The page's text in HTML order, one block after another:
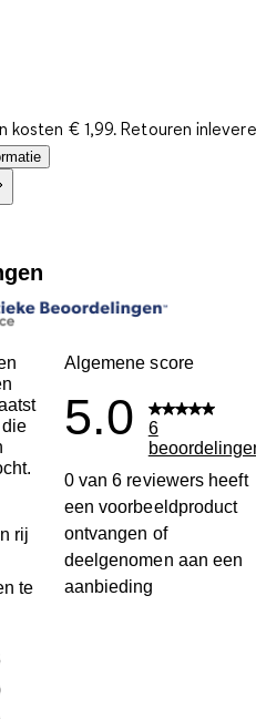
kosten € 1,99. Retouren
rij
te
beoordelingen met 5 sterren.
Algemene score
5.0
6
0 van 6 reviewers heeft
een voorbeeldproduct
ontvangen of
deelgenomen aan een
aanbieding